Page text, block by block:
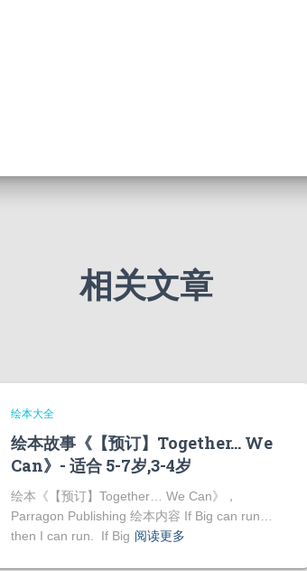
相关文章
绘本大全
绘本故事《【预订】Together… We
Can》- 适合 5-7岁,3-4岁
绘本《【预订】Together… We Can》，
Parragon Publishing 绘本内容 If Big can run…
then I can run. If Big 阅读更多